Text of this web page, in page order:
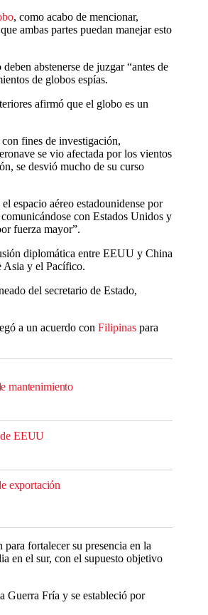
, como acabo de mencionar,
ambas partes puedan manejar esto
abstenerse de juzgar “antes de
de globos espías.
afirmó que el globo es un
fines de investigación,
se vio afectada por los vientos
se desvió mucho de su curso
espacio aéreo estadounidense por
con Estados Unidos y
fuerza mayor”.
diplomática entre EEUU y China
Asia y el Pacífico.
del secretario de Estado,
a un acuerdo con Filipinas para
mantenimiento
EEUU
exportación
fortalecer su presencia en la
en el sur, con el supuesto objetivo
Guerra Fría y se estableció por